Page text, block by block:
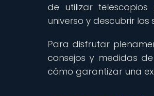
de utilizar
universo y descubrir
Para disfrutar
consejos y medidas
cómo garantizar una